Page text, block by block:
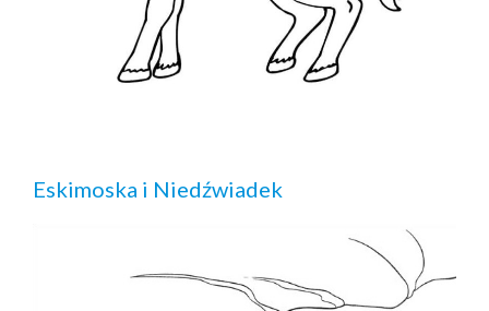
Eskimoska i Niedźwiadek